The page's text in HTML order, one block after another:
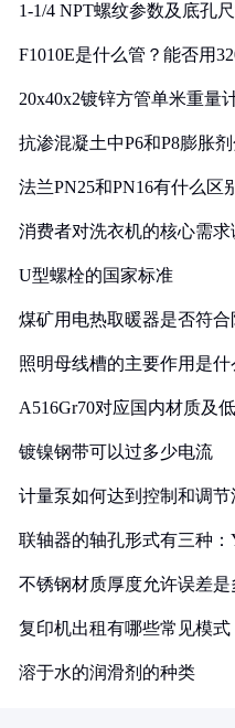
1-1/4 NPT螺纹参数及底孔
F1010E是什么管？能否用
20x40x2镀锌方管单米重量
抗渗混凝土中P6和P8膨胀
法兰PN25和PN16有什么区
消费者对洗衣机的核心需
U型螺栓的国家标准
煤矿用电热取暖器是否符
照明母线槽的主要作用是什
A516Gr70对应国内材质及
镀镍钢带可以过多少电流
计量泵如何达到控制和调节
联轴器的轴孔形式有三种
不锈钢材质厚度允许误差是
复印机出租有哪些常见模式
溶于水的润滑剂的种类